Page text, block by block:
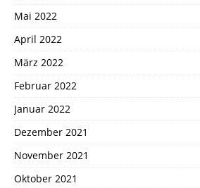
Mai 2022
April 2022
März 2022
Februar 2022
Januar 2022
Dezember 2021
November 2021
Oktober 2021